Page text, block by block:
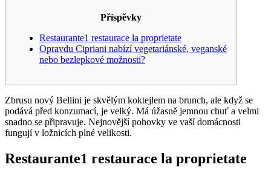
Příspěvky
Restaurante1 restaurace la proprietate
Opravdu Cipriani nabízí vegetariánské, veganské
nebo bezlepkové možnosti?
Zbrusu nový Bellini je skvělým koktejlem na brunch, ale když se
podává před konzumací, je velký. Má úžasně jemnou chuť a velmi
snadno se připravuje. Nejnovější pohovky ve vaší domácnosti
fungují v ložnicích plné velikosti.
Restaurante1 restaurace la proprietate